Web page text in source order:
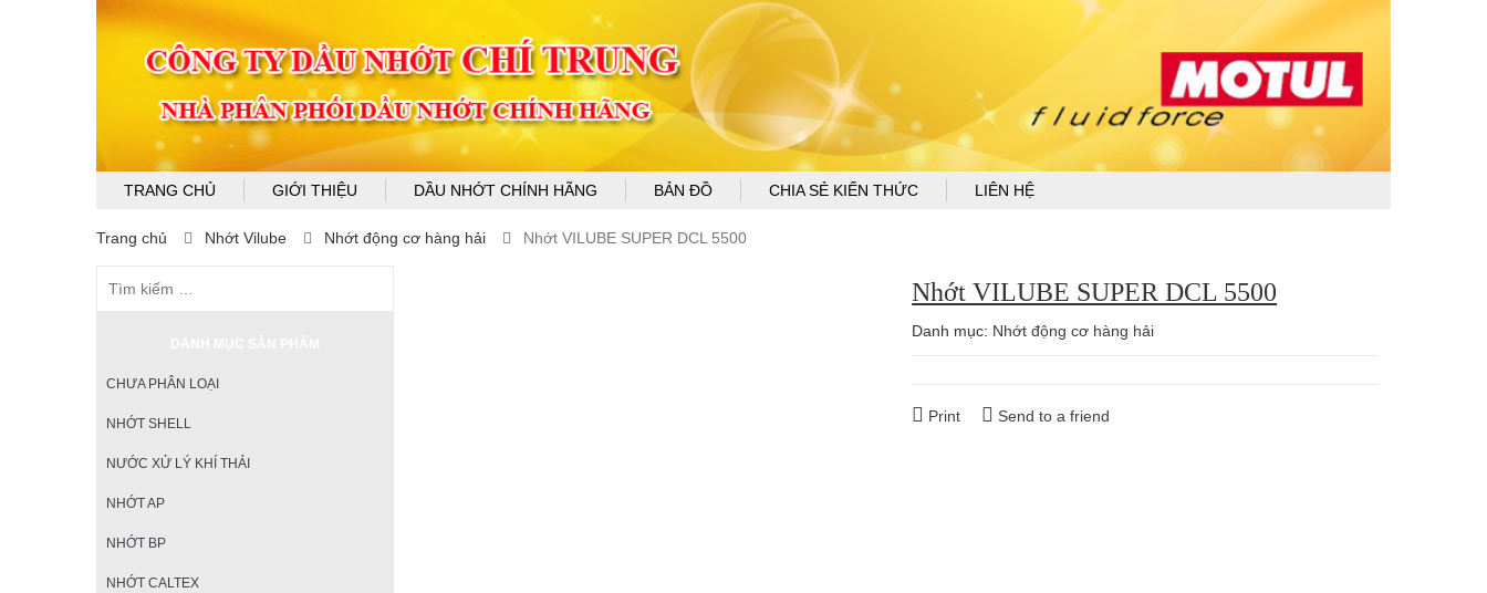
TRANG CHỦ GIỚI THIỆU DẦU NHỚT CHÍNH HÃNG BẢN ĐỒ CHIA SẺ KIẾN THỨC LIÊN HỆ
Trang chủ Nhớt Vilube Nhớt động cơ hàng hải Nhớt VILUBE SUPER DCL 5500
Nhớt VILUBE SUPER DCL 5500
Danh mục: Nhớt động cơ hàng hải
Print Send to a friend
CHƯA PHÂN LOẠI
NHỚT SHELL
NƯỚC XỬ LÝ KHÍ THẢI
NHỚT AP
NHỚT BP
NHỚT CALTEX